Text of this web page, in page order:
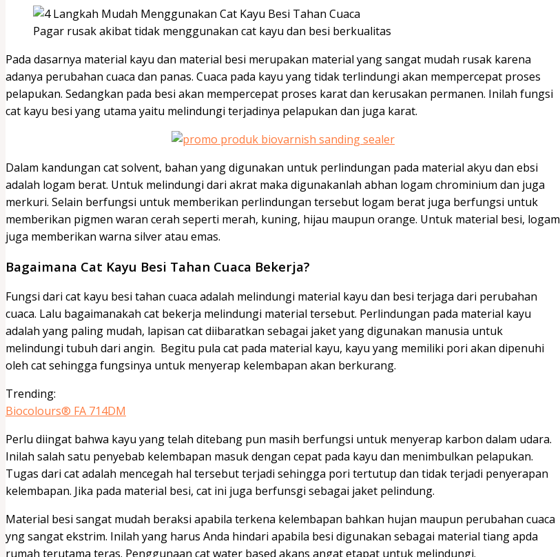
Pagar rusak akibat tidak menggunakan cat kayu dan besi berkualitas
Pada dasarnya material kayu dan material besi merupakan material yang sangat mudah rusak karena
adanya perubahan cuaca dan panas. Cuaca pada kayu yang tidak terlindungi akan mempercepat proses
pelapukan. Sedangkan pada besi akan mempercepat proses karat dan kerusakan permanen. Inilah fungsi
cat kayu besi yang utama yaitu melindungi terjadinya pelapukan dan juga karat.
Dalam kandungan cat solvent, bahan yang digunakan untuk perlindungan pada material akyu dan ebsi
adalah logam berat. Untuk melindungi dari akrat maka digunakanlah abhan logam chrominium dan juga
merkuri. Selain berfungsi untuk memberikan perlindungan tersebut logam berat juga berfungsi untuk
memberikan pigmen waran cerah seperti merah, kuning, hijau maupun orange. Untuk material besi, logam
juga memberikan warna silver atau emas.
Bagaimana Cat Kayu Besi Tahan Cuaca Bekerja?
Fungsi dari cat kayu besi tahan cuaca adalah melindungi material kayu dan besi terjaga dari perubahan
cuaca. Lalu bagaimanakah cat bekerja melindungi material tersebut. Perlindungan pada material kayu
adalah yang paling mudah, lapisan cat diibaratkan sebagai jaket yang digunakan manusia untuk
melindungi tubuh dari angin. Begitu pula cat pada material kayu, kayu yang memiliki pori akan dipenuhi
oleh cat sehingga fungsinya untuk menyerap kelembapan akan berkurang.
Trending:
Biocolours® FA 714DM
Perlu diingat bahwa kayu yang telah ditebang pun masih berfungsi untuk menyerap karbon dalam udara.
Inilah salah satu penyebab kelembapan masuk dengan cepat pada kayu dan menimbulkan pelapukan.
Tugas dari cat adalah mencegah hal tersebut terjadi sehingga pori tertutup dan tidak terjadi penyerapan
kelembapan. Jika pada material besi, cat ini juga berfunsgi sebagai jaket pelindung.
Material besi sangat mudah beraksi apabila terkena kelembapan bahkan hujan maupun perubahan cuaca
yng sangat ekstrim. Inilah yang harus Anda hindari apabila besi digunakan sebagai material tiang apda
rumah terutama teras. Penggunaan cat water based akans angat etapat untuk melindungi.